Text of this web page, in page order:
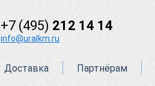
+7 (495) 212 14 14
info@uralkm.ru
Доставка Партнёрам